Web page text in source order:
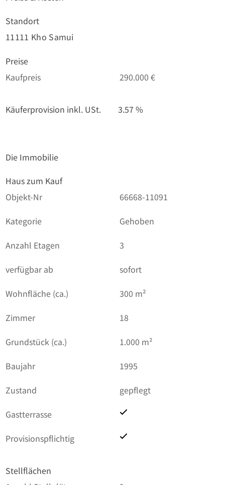
Standort
11111 Kho Samui
Preise
Kaufpreis
290.000 €
Käuferprovision inkl. USt. 3.57 %
Die Immobilie
Haus zum Kauf
Objekt-Nr
66668-11091
Kategorie
Gehoben
Anzahl Etagen
3
verfügbar ab
sofort
Wohnfläche (ca.)
300 m²
Zimmer
18
Grundstück (ca.)
1.000 m²
Baujahr
1995
Zustand
gepflegt
Gastterrasse
Provisionspflichtig
Stellflächen